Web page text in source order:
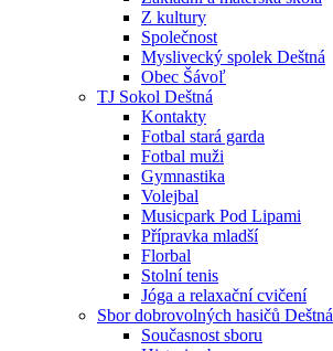
Z kultury
Společnost
Myslivecký spolek Deštná
Obec Šávoľ
TJ Sokol Deštná
Kontakty
Fotbal stará garda
Fotbal muži
Gymnastika
Volejbal
Musicpark Pod Lipami
Přípravka mladší
Florbal
Stolní tenis
Jóga a relaxační cvičení
Sbor dobrovolných hasičů Deštná
Současnost sboru